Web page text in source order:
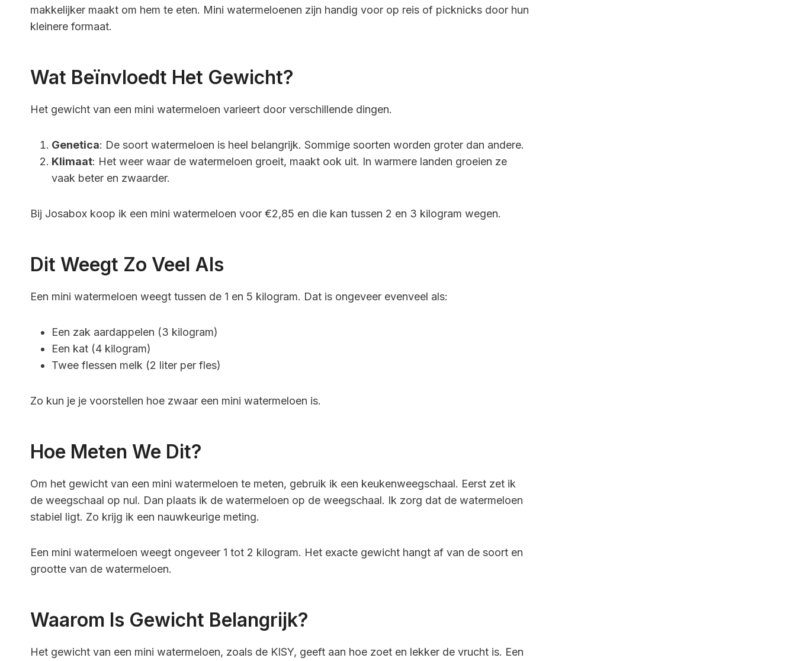
makkelijker maakt om hem te eten. Mini watermeloenen zijn handig voor op reis of picknicks door hun
kleinere formaat.
Wat Beïnvloedt Het Gewicht?
Het gewicht van een mini watermeloen varieert door verschillende dingen.
Genetica: De soort watermeloen is heel belangrijk. Sommige soorten worden groter dan andere.
Klimaat: Het weer waar de watermeloen groeit, maakt ook uit. In warmere landen groeien ze
vaak beter en zwaarder.
Bij Josabox koop ik een mini watermeloen voor €2,85 en die kan tussen 2 en 3 kilogram wegen.
Dit Weegt Zo Veel Als
Een mini watermeloen weegt tussen de 1 en 5 kilogram. Dat is ongeveer evenveel als:
Een zak aardappelen (3 kilogram)
Een kat (4 kilogram)
Twee flessen melk (2 liter per fles)
Zo kun je je voorstellen hoe zwaar een mini watermeloen is.
Hoe Meten We Dit?
Om het gewicht van een mini watermeloen te meten, gebruik ik een keukenweegschaal. Eerst zet ik
de weegschaal op nul. Dan plaats ik de watermeloen op de weegschaal. Ik zorg dat de watermeloen
stabiel ligt. Zo krijg ik een nauwkeurige meting.
Een mini watermeloen weegt ongeveer 1 tot 2 kilogram. Het exacte gewicht hangt af van de soort en
grootte van de watermeloen.
Waarom Is Gewicht Belangrijk?
Het gewicht van een mini watermeloen, zoals de KISY, geeft aan hoe zoet en lekker de vrucht is. Een